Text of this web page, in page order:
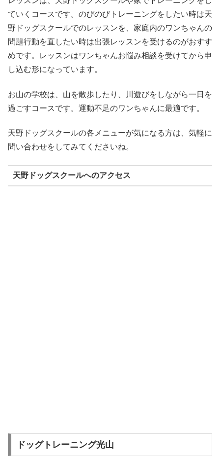
ていくコースです。のびのびトレーニングをしたい時は天
野ドッグスクールでのレッスンを、家庭内のワンちゃんの
問題行動を直したい時は出張レッスンを受けるのがおすす
めです。レッスンはワンちゃんお悩み相談を受けてから申
し込む形になっています。
お山の学校は、山を散歩したり、川遊びをしながら一日を
過ごすコースです。運動不足のワンちゃんに最適です。
天野ドッグスクールの各メニューが気になる方は、気軽に
問い合わせをしてみてくださいね。
天野ドッグスクールへのアクセス
ドッグトレーニング光山